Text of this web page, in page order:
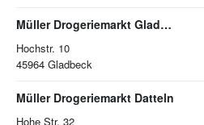
Müller Drogeriemarkt Gladbeck
Hochstr. 10
45964 Gladbeck
Müller Drogeriemarkt Datteln
Hohe Str. 32